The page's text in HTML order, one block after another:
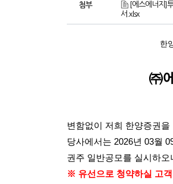
첨부
[에스에너지]
서.xlsx
한
㈜
변함없이 저희 한양증권
당사에서는 2026년 03월
권주 일반공모를 실시하오
※ 유선으로 청약하실 고